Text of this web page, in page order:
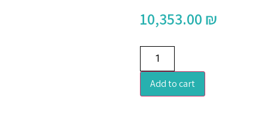
10,353.00 ₪
Add to cart